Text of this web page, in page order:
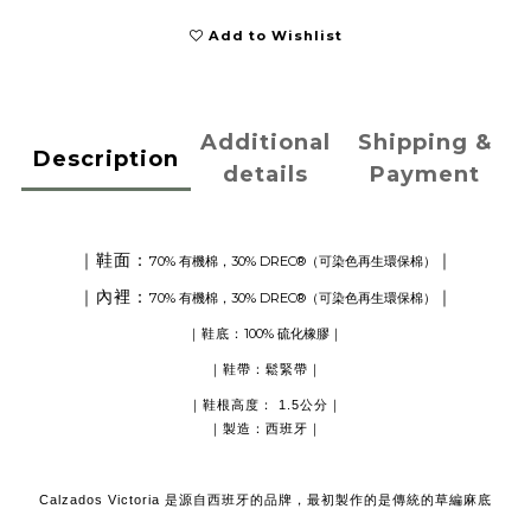
Add to Wishlist
Description
Additional
details
Shipping &
Payment
｜鞋面： 70% 有機棉，30% DREC®（可染色再生環保棉）
｜
｜內裡： 70% 有機棉，30% DREC®（可染色再生環保棉） ｜
｜鞋底： 100% 硫化橡膠
｜鞋帶：鬆緊帶｜
｜鞋根高度： 1.5公分
｜製造：西班牙｜
Calzados Victoria 是源自西班牙的品牌，最初製作的是傳統的草編麻底